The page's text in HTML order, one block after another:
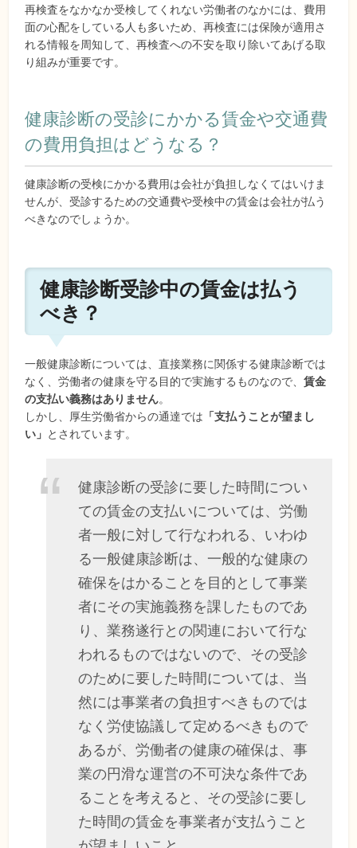
再検査をなかなか受検してくれない労働者のなかには、費用
面の心配をしている人も多いため、再検査には保険が適用さ
れる情報を周知して、再検査への不安を取り除いてあげる取
り組みが重要です。
健康診断の受診にかかる賃金や交通費
の費用負担はどうなる？
健康診断の受検にかかる費用は会社が負担しなくてはいけま
せんが、受診するための交通費や受検中の賃金は会社が払う
べきなのでしょうか。
健康診断受診中の賃金は払う
べき？
一般健康診断については、直接業務に関係する健康診断では
なく、労働者の健康を守る目的で実施するものなので、賃金
の支払い義務はありません。
しかし、厚生労働省からの通達では 「支払うことが望まし
い」 とされています。
健康診断の受診に要した時間につい
ての賃金の支払いについては、労働
者一般に対して行なわれる、いわゆ
る一般健康診断は、一般的な健康の
確保をはかることを目的として事業
者にその実施義務を課したものであ
り、業務遂行との関連において行な
われるものではないので、その受診
のために要した時間については、当
然には事業者の負担すべきものでは
なく労使協議して定めるべきもので
あるが、労働者の健康の確保は、事
業の円滑な運営の不可決な条件であ
ることを考えると、その受診に要し
た時間の賃金を事業者が支払うこと